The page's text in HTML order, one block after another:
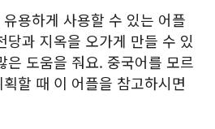
용하게 사용할 수 있는 어플
당과 지옥을 오가게 만들 수 있
은 도움을 줘요. 중국어를 모르
할 때 이 어플을 참고하시면